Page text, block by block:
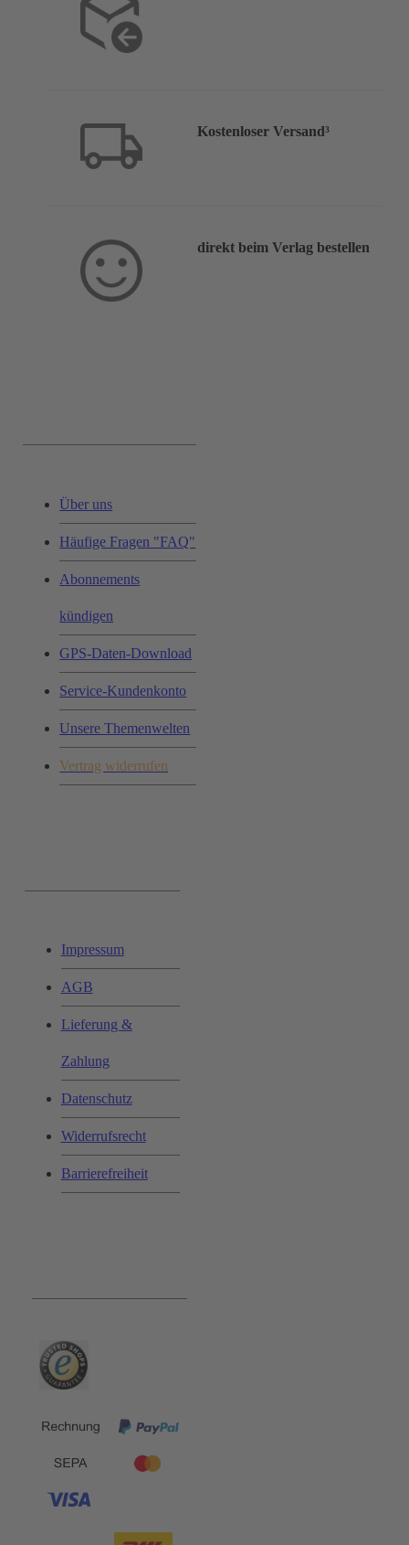
Kostenloser Versand³
direkt beim Verlag bestellen
Über uns
Häufige Fragen "FAQ"
Abonnements
kündigen
GPS-Daten-Download
Service-Kundenkonto
Unsere Themenwelten
Vertrag widerrufen
Impressum
AGB
Lieferung &
Zahlung
Datenschutz
Widerrufsrecht
Barrierefreiheit